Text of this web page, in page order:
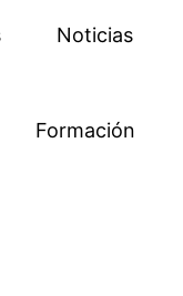
Noticias
Formación